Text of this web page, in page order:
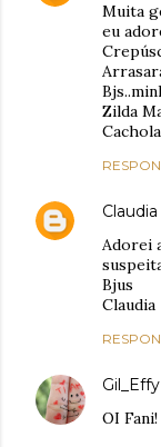
Muita
eu
Zilda
Claudia
Adorei
Bjus
Claudia
Gil_Effy
OI Fani!